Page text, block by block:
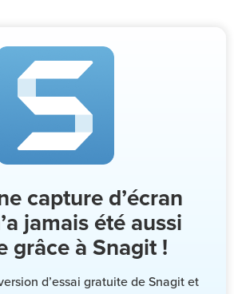
capture d’écran
jamais été aussi
grâce à Snagit !
d’essai gratuite de Snagit et